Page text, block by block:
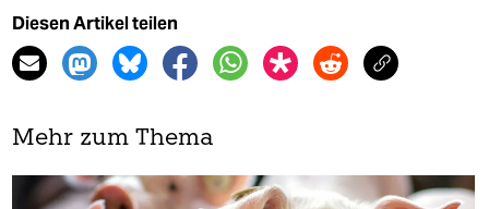
Diesen Artikel teilen
Mehr zum Thema